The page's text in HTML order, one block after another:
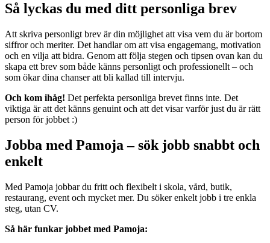
Så lyckas du med ditt personliga brev
Att skriva personligt brev är din möjlighet att visa vem du är bortom
siffror och meriter. Det handlar om att visa engagemang, motivation
och en vilja att bidra. Genom att följa stegen och tipsen ovan kan du
skapa ett brev som både känns personligt och professionellt – och
som ökar dina chanser att bli kallad till intervju.
Och kom ihåg! Det perfekta personliga brevet finns inte. Det
viktiga är att det känns genuint och att det visar varför just du är rätt
person för jobbet :)
Jobba med Pamoja – sök jobb snabbt och
enkelt
Med Pamoja jobbar du fritt och flexibelt i skola, vård, butik,
restaurang, event och mycket mer. Du söker enkelt jobb i tre enkla
steg, utan CV.
Så här funkar jobbet med Pamoja: